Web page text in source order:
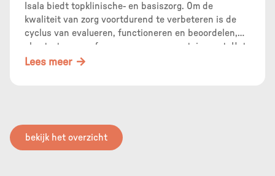
Isala biedt topklinische- en basiszorg. Om de
kwaliteit van zorg voortdurend te verbeteren is de
cyclus van evalueren, functioneren en beoordelen,
als start van performance management, ingezet. Het
begint zodra iemand in dienst komt.
Lees meer
bekijk het overzicht